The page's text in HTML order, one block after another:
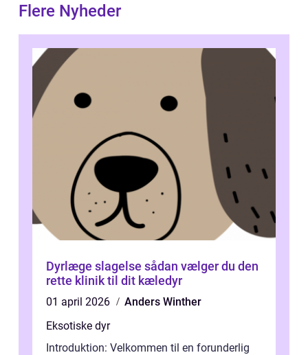
Flere Nyheder
Dyrlæge slagelse sådan vælger du den
rette klinik til dit kæledyr
01 april 2026
Anders Winther
Eksotiske dyr
Introduktion: Velkommen til en forunderlig